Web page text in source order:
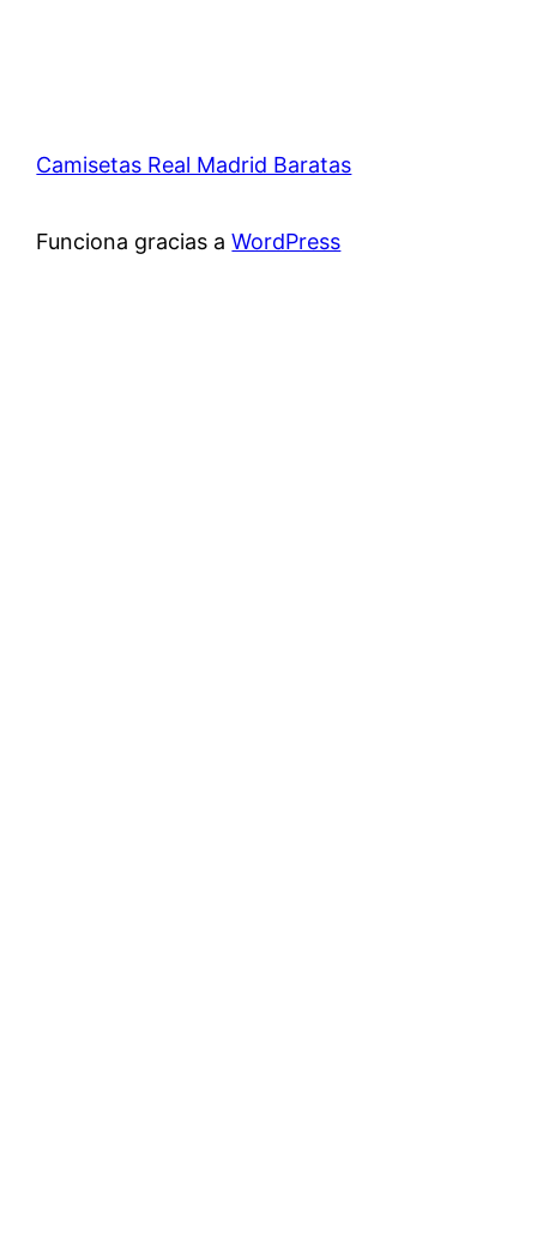
Camisetas Real Madrid Baratas
Funciona gracias aWordPress